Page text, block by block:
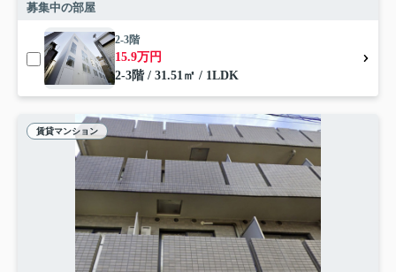
募集中の部屋
2-3階
15.9万円
2-3階 / 31.51㎡ / 1LDK
賃貸マンション